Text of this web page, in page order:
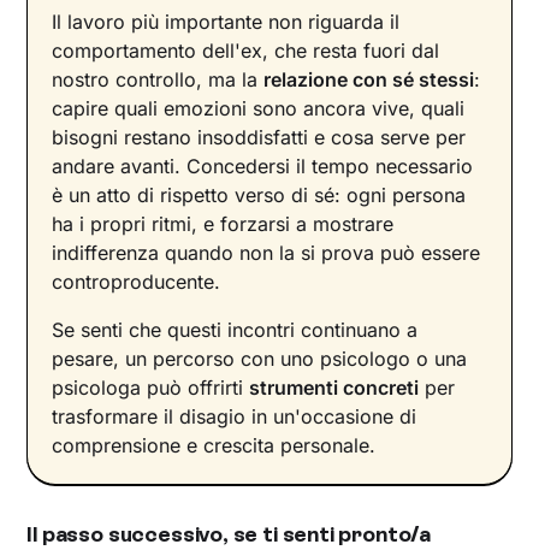
Il lavoro più importante non riguarda il
comportamento dell'ex, che resta fuori dal
nostro controllo, ma la relazione con sé stessi:
capire quali emozioni sono ancora vive, quali
bisogni restano insoddisfatti e cosa serve per
andare avanti. Concedersi il tempo necessario
è un atto di rispetto verso di sé: ogni persona
ha i propri ritmi, e forzarsi a mostrare
indifferenza quando non la si prova può essere
controproducente.
Se senti che questi incontri continuano a
pesare, un percorso con uno psicologo o una
psicologa può offrirti strumenti concreti per
trasformare il disagio in un'occasione di
comprensione e crescita personale.
Il passo successivo, se ti senti pronto/a